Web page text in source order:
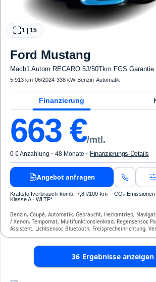
1 15
Ford Mustang
Mach1 Autom RECARO 5J/50Tkm FGS Garantie
5.913 km·06/2024·338 kW· Benzin·Automatik
Finanzierung
663 €/mtl.
0 € Anzahlung · 48 Monate · Finanzierungs-Details
Angebot anfragen
Kraftstoffverbrauch komb. 7,8 l/100 km · CO₂-
Klasse A · WLTP*
Benzin, Coupé, Automatik, Gebraucht, Heckantrieb,
/ Xenon, Tempomat, Multifunktionslenkrad, Regensensor,
Assistent, Lichtsensor, Bluetooth, Freisprecheinrichtung,
Erkennung, ESP, ABS, Klimaanlage, Front- und Seiten-Airbags
36 Ergebnisse anzeigen